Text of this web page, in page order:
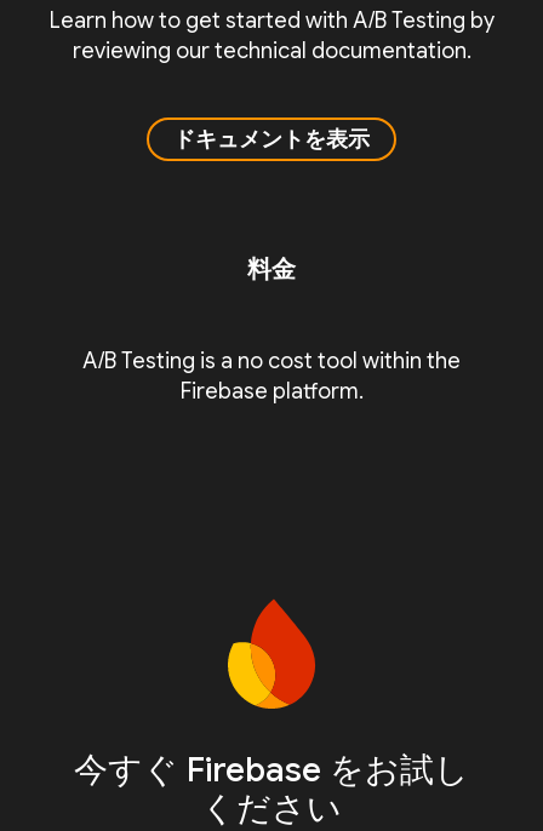
Learn how to get started with A/B Testing by
reviewing our technical documentation.
ドキュメントを表示
料金
A/B Testing is a no cost tool within the
Firebase platform.
今すぐ Firebase をお試し
ください